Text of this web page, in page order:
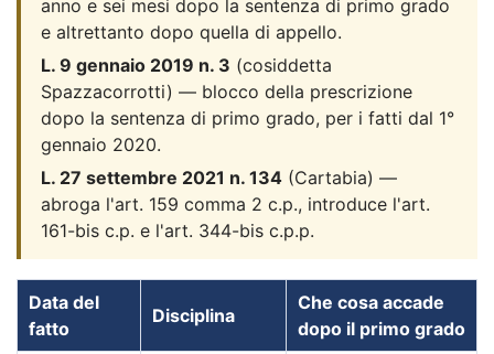
anno e sei mesi dopo la sentenza di primo grado
e altrettanto dopo quella di appello.
L. 9 gennaio 2019 n. 3 (cosiddetta
Spazzacorrotti) — blocco della prescrizione
dopo la sentenza di primo grado, per i fatti dal 1°
gennaio 2020.
L. 27 settembre 2021 n. 134 (Cartabia) —
abroga l'art. 159 comma 2 c.p., introduce l'art.
161-bis c.p. e l'art. 344-bis c.p.p.
Data del
fatto
Disciplina
Che cosa accade
dopo il primo grado